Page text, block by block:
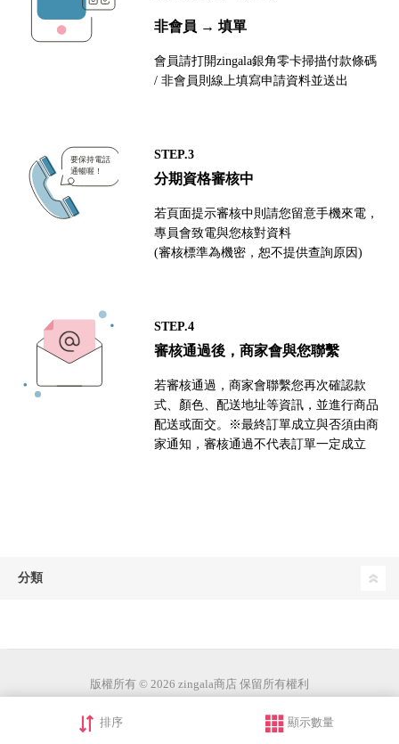
非會員 → 填單
會員請打開zingala銀角零卡掃描付款條碼
/ 非會員則線上填寫申請資料並送出
STEP.3
分期資格審核中
若頁面提示審核中則請您留意手機來電，
專員會致電與您核對資料
(審核標準為機密，恕不提供查詢原因)
STEP.4
審核通過後，商家會與您聯繫
若審核通過，商家會聯繫您再次確認款
式、顏色、配送地址等資訊，並進行商品
配送或面交。※最終訂單成立與否須由商
家通知，審核通過不代表訂單一定成立
分類
版權所有 © 2026 zingala商店 保留所有權利
排序 顯示數量